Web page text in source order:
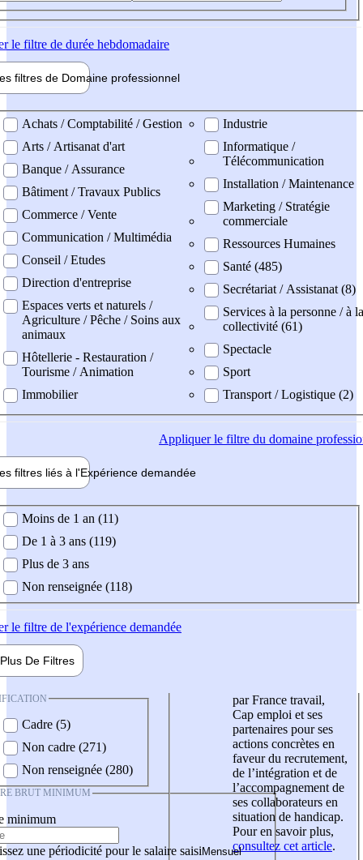
le filtre de durée hebdomadaire
filtres de Domaine professionnel
professionel
Achats / Comptabilité / Gestion
Arts / Artisanat d'art
Banque / Assurance
Bâtiment / Travaux Publics
Commerce / Vente
Communication / Multimédia
Conseil / Etudes
Direction d'entreprise
Espaces verts et naturels /
Agriculture / Pêche / Soins aux
animaux
Hôtellerie - Restauration /
Tourisme / Animation
Immobilier
Industrie
Informatique /
Télécommunication
Installation / Maintenance
Marketing / Stratégie
commerciale
Ressources Humaines
Santé (485)
Secrétariat / Assistanat (8)
Services à la personne / à la
collectivité (61)
Spectacle
Sport
Transport / Logistique (2)
Appliquerle filtre du domaine
filtres liés à l'Expérience demandée
demandée
Moins de 1 an (11)
De 1 à 3 ans (119)
Plus de 3 ans
Non renseignée (118)
le filtre de l'expérience demandée
Plus De Filtres
Cadre (5)
Non cadre (271)
Non renseignée (280)
BRUT MINIMUM
minimum
une périodicité pour le salaire saisi
par France travail,
Cap emploi et ses
partenaires pour ses
actions concrètes en
faveur du recrutement,
de l’intégration et de
l’accompagnement de
ses collaborateurs en
situation de handicap.
Pour en savoir plus,
consultez cet article.